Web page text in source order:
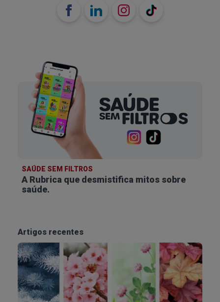
SAÚDE SEM FILTROS
A Rubrica que desmistifica mitos sobre
saúde.
Artigos recentes